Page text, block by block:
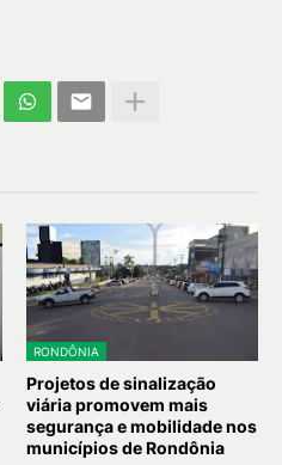
RONDÔNIA
Projetos de sinalização
viária promovem mais
segurança e mobilidade nos
municípios de Rondônia